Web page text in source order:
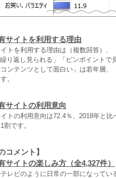
サイトを利用する理由
トを利用する理由は（複数回答）
り返し見られる」「ピンポイント
ンテンツとして面白い」は若年層
。
サイトの利用意向
トの利用意向は72.4％、2018年と
割です。
コメント】
サイトの楽しみ方（全4,327件）
テレビのように日常の一部になってい